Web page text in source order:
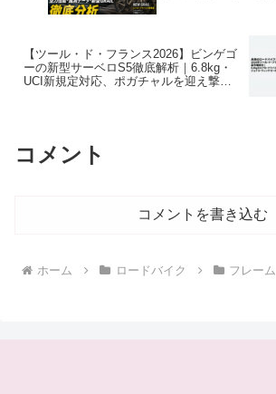
【ツール・ド・フランス2026】ビンゲゴ
ーの新型サーベロS5徹底解析｜6.8kg・
UCI新規定対応、ポガチャルを迎え撃つ
コメント
コメントを書き込む
ホーム ロードバイク フレーム